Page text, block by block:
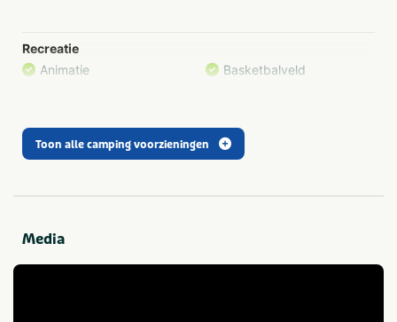
Recreatie
Animatie
Fietsenverhuur
Elektische fietsenverhuur
Voetbalveld
Basketbalveld
Trampoline(s) of
springkussen(s)
Wasmachine op camping
Wasdroger op camping
Gehandicaptensanitair
Toon alle camping voorzieningen
Media